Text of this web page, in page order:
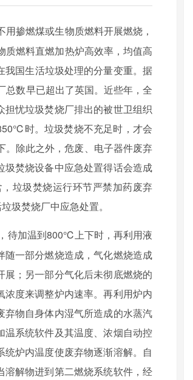
掺燃煤或生物质燃料开展燃烧，
燃料直燃加热炉高效率，均值高
国生活垃圾处理的分量变重。据
总数早已超出了英国。近些年，全
忧垃圾焚烧厂排出的被世卫组织
时。垃圾焚烧不充足时，才会
。除此之外，危废、电子器件废弃
焚烧设备中应急处置得话会造成
垃圾焚烧运行环节严禁加药废弃
圾焚烧厂中应急处置。
待加温到 800℃上下时，再利用液
一部分燃烧造成，气化燃烧造成
；另一部分气化后未彻底燃烧的
度来调整炉内速率。再利用炉内
物自身体内湿气所造成的水蒸汽
系统软件及其温度、浓烟自动控
炉内温度使废弃物逐渐溶解。自
解物进到第二燃烧系统软件，经